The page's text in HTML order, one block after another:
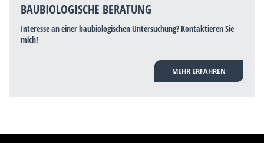
BAUBIOLOGISCHE BERATUNG
Interesse an einer baubiologischen Untersuchung? Kontaktieren Sie
mich!
MEHR ERFAHREN